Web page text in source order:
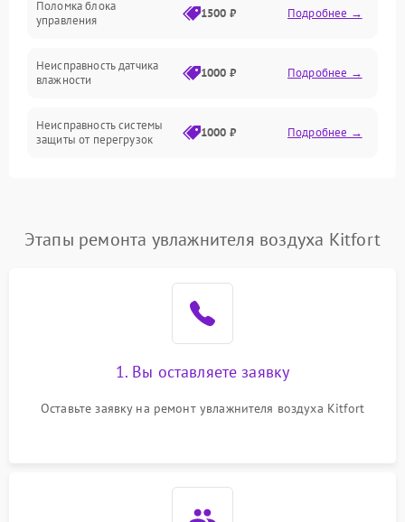
Датчики
Поломка блока
управления
1500 ₽ Подробнее →
Неисправность датчика
влажности
1000 ₽ Подробнее →
Неисправность системы
защиты от перегрузок
1000 ₽ Подробнее →
1000 ₽
Повреждение системы
перенапряжения
1000 ₽
Этапы ремонта увлажнителя воздуха Kitfort
1. Вы оставляете заявку
Оставьте заявку на ремонт увлажнителя воздуха Kitfort